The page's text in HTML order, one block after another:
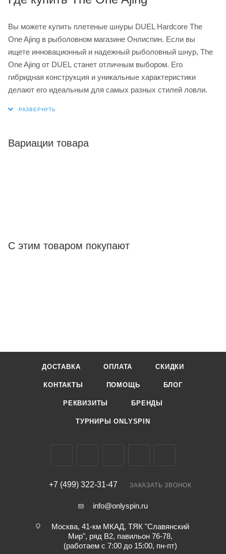
Вы можете купить плетеные шнуры DUEL Hardcore The
One Ajing в рыболовном магазине Онлиспин. Если вы
ищете инновационный и надежный рыболовный шнур, The
One Ajing от DUEL станет отличным выбором. Его
гибридная конструкция и уникальные характеристики
делают его идеальным для самых разных стилей ловли.
Вариации товара
С этим товаром покупают
ДОСТАВКА ОПЛАТА СКИДКИ
КОНТАКТЫ ПОМОЩЬ БЛОГ
РЕКВИЗИТЫ БРЕНДЫ
ТУРНИРЫ ONLYSPIN
+7 (499) 322-31-47 ЗАКАЗАТЬ ЗВОНОК
info@onlyspin.ru
Москва, 41-км МКАД, ТЯК "Славянский
Мир", ряд В2, павильон 76-78,
(работаем с 7:00 до 15:00, пн-пт)